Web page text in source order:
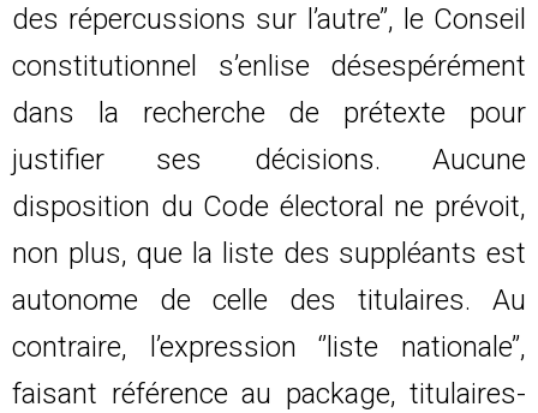
des répercussions sur l’autre’’, le Conseil
constitutionnel s’enlise désespérément
dans la recherche de prétexte pour
justifier ses décisions. Aucune
disposition du Code électoral ne prévoit,
non plus, que la liste des suppléants est
autonome de celle des titulaires. Au
contraire, l’expression ‘’liste nationale’’,
faisant référence au package, titulaires-